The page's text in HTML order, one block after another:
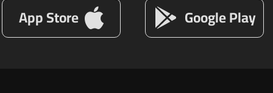
Google Play
App Store